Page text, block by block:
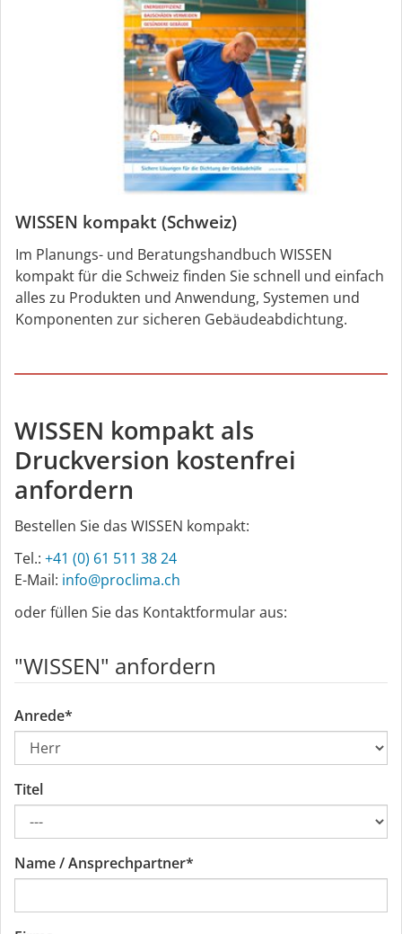
WISSEN kompakt (Schweiz)
Im Planungs- und Beratungshandbuch WISSEN
kompakt für die Schweiz finden Sie schnell und einfach
alles zu Produkten und Anwendung, Systemen und
Komponenten zur sicheren Gebäudeabdichtung.
WISSEN kompakt als
Druckversion kostenfrei
anfordern
Bestellen Sie das WISSEN kompakt:
Tel.: +41 (0) 61 511 38 24
E-Mail: info@proclima.ch
oder füllen Sie das Kontaktformular aus:
"WISSEN" anfordern
Anrede*
Titel
Name / Ansprechpartner*